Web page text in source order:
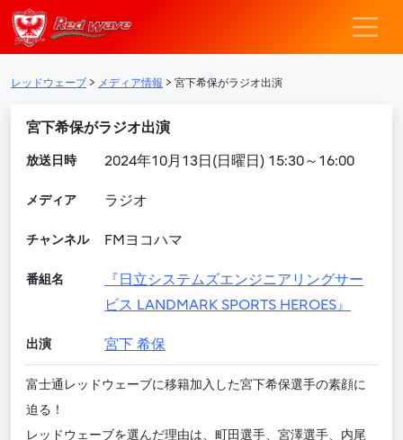
メインナビゲーション
レッドウェー
レッドウェーブ > メディア情報 > 宮下希保がラジオ出演
宮下希保がラジオ出演
放送日時 2024年10月13日(日曜日) 15:30～16:00
メディア ラジオ
チャンネル FMヨコハマ
番組名
『日立システムズエンジニアリングサー
ビス LANDMARK SPORTS HEROES』
出演 宮下 希保
富士通レッドウェーブに移籍加入した宮下希保選手の素顔に
迫る！
レッドウェーブを選んだ理由は、町田選手、宮澤選手、内尾